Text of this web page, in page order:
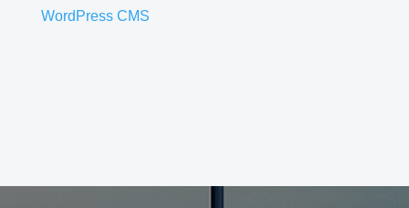
WordPress CMS